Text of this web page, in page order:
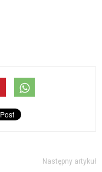
Następny artykuł